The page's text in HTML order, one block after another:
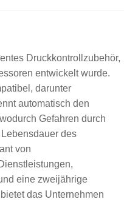
Druckkontrollzubehör,
entwickelt wurde.
darunter
automatisch den
Gefahren durch
des
von
eine zweijährige
das Unternehmen